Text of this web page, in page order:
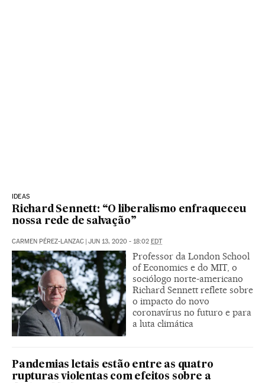
IDEAS
Richard Sennett: “O liberalismo enfraqueceu
nossa rede de salvação”
CARMEN PÉREZ-LANZAC JUN 13, 2020 - 18:02 EDT
Professor da London School
of Economics e do MIT, o
sociólogo norte-americano
Richard Sennett reflete sobre
o impacto do novo
coronavírus no futuro e para
a luta climática
Pandemias letais estão entre as quatro
rupturas violentas com efeitos sobre a